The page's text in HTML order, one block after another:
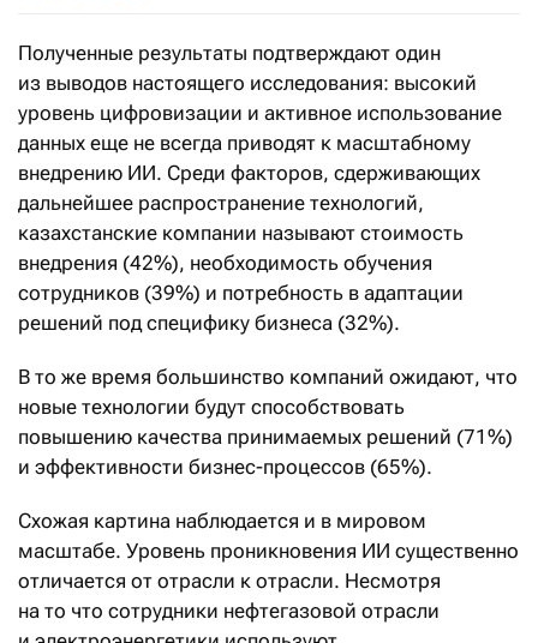
Полученные результаты подтверждают один
из выводов настоящего исследования: высокий
уровень цифровизации и активное использование
данных еще не всегда приводят к масштабному
внедрению ИИ. Среди факторов, сдерживающих
дальнейшее распространение технологий,
казахстанские компании называют стоимость
внедрения (42%), необходимость обучения
сотрудников (39%) и потребность в адаптации
решений под специфику бизнеса (32%).
В то же время большинство компаний ожидают, что
новые технологии будут способствовать
повышению качества принимаемых решений (71%)
и эффективности бизнес-процессов (65%).
Схожая картина наблюдается и в мировом
масштабе. Уровень проникновения ИИ существенно
отличается от отрасли к отрасли. Несмотря
на то что сотрудники нефтегазовой отрасли